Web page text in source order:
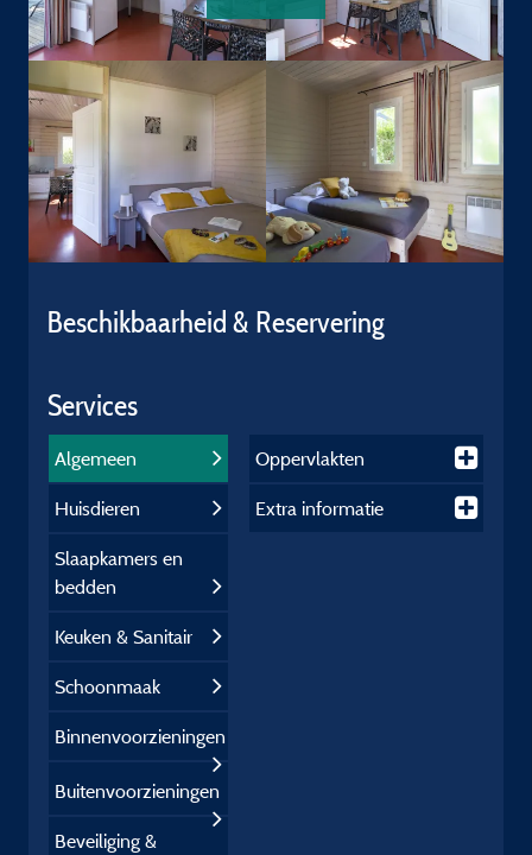
Beschikbaarheid & Reservering
Services
Algemeen
Huisdieren
Slaapkamers en
bedden
Keuken & Sanitair
Schoonmaak
Binnenvoorzieningen
Buitenvoorzieningen
Beveiliging &
Oppervlakten
Extra informatie